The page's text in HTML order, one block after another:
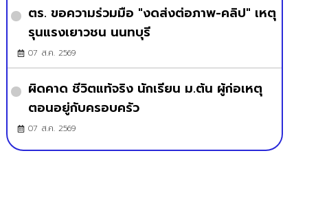
ตร. ขอความร่วมมือ "งดส่งต่อภาพ-คลิป" เหตุ
รุนแรงเยาวชน นนทบุรี
07 ส.ค. 2569
ผิดคาด ชีวิตแท้จริง นักเรียน ม.ต้น ผู้ก่อเหตุ
ตอนอยู่กับครอบครัว
07 ส.ค. 2569